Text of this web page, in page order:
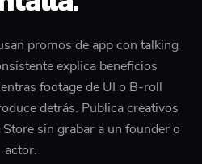
promos de app con talking
explica beneficios
footage de UI o B-roll
detrás. Publica creativos
sin grabar a un founder o
actor.